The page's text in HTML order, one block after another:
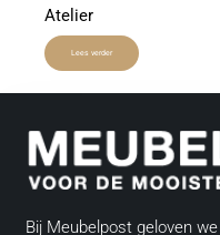
Atelier
Lees verder
Bij Meubelpost geloven